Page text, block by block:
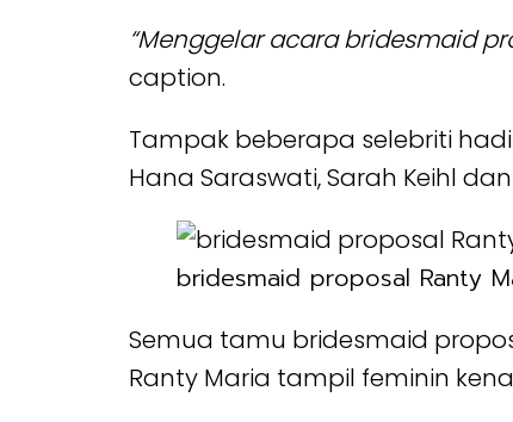
“Menggelar acara bridesmaid
caption.
Tampak beberapa selebriti
Hana Saraswati, Sarah Keihl
bridesmaid proposal Ranty
Semua tamu bridesmaid
Ranty Maria tampil feminin